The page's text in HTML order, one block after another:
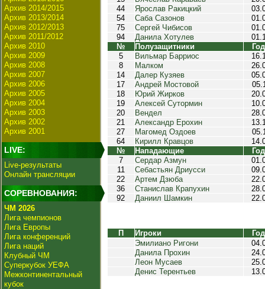
Архив 2014/2015
Архив 2013/2014
Архив 2012/2013
Архив 2011/2012
Архив 2010
Архив 2009
Архив 2008
Архив 2007
Архив 2006
Архив 2005
Архив 2004
Архив 2003
Архив 2002
Архив 2001
LIVE:
Live-результаты
Онлайн трансляции
СОРЕВНОВАНИЯ:
ЧМ 2026
Лига чемпионов
Лига Европы
Лига конференций
Лига наций
Клубный ЧМ
Суперкубок УЕФА
Межконтинентальный
кубок
44
Ярослав Ракицкий
54
Саба Сазонов
75
Сергей Чибисов
94
Данила Хотулев
№
Полузащитники
5
Вильмар Барриос
8
Малком
14
Далер Кузяев
17
Андрей Мостовой
18
Юрий Жирков
19
Алексей Сутормин
20
Вендел
21
Александр Ерохин
27
Магомед Оздоев
64
Кирилл Кравцов
№
Нападающие
7
Сердар Азмун
11
Себастьян Дриусси
22
Артем Дзюба
36
Станислав Крапухин
92
Даниил Шамкин
П Игроки
Эмилиано Ригони
Данила Прохин
Леон Мусаев
Денис Терентьев